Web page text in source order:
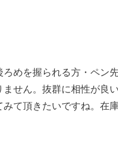
めを握られる方・ペ
せん。抜群に相性が
て頂きたいですね。在